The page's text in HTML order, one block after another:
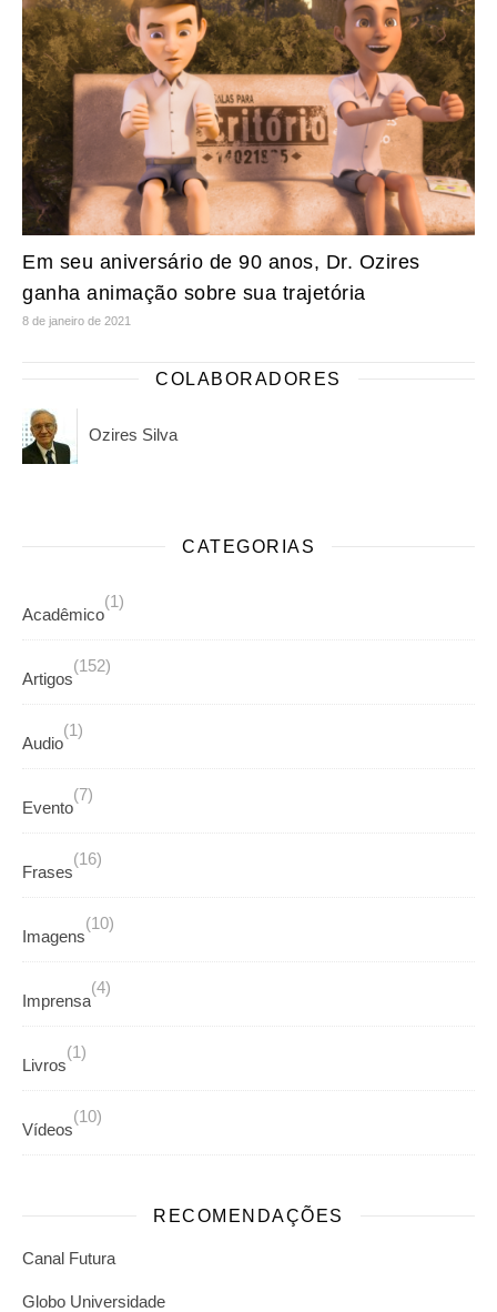
Em seu aniversário de 90 anos, Dr. Ozires
ganha animação sobre sua trajetória
8 de janeiro de 2021
COLABORADORES
Ozires Silva
CATEGORIAS
Acadêmico
(1)
Artigos
(152)
Audio
(1)
Evento
(7)
Frases
(16)
Imagens
(10)
Imprensa
(4)
Livros
(1)
Vídeos
(10)
RECOMENDAÇÕES
Canal Futura
Globo Universidade